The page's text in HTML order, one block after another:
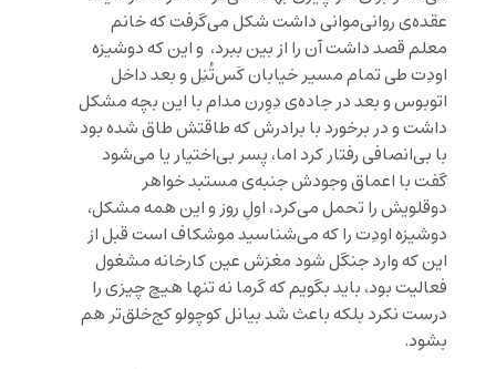
عقده‌ی روانی‌موانی داشت شکل می‌گرفت که خانم
معلم قصد داشت آن را از بین ببرد، و این که دوشیزه
اودِت طی تمام مسیر خیابان کَس‌تُنِل و بعد داخل
اتوبوس و بعد در جاده‌ی دِوِرن مدام با این بچه مشکل
داشت و در برخورد با برادرش که طاقتش طاق شده بود
با بی‌انصافی رفتار کرد اما، پسر بی‌اختیار یا می‌شود
گفت با اعماق وجودش جنبه‌ی مستبد خواهر
دوقلویش را تحمل می‌کرد، اولِ روز و این همه مشکل،
دوشیزه اودِت را که می‌شناسید موشکاف است قبل از
این که وارد جنگل شود مغزش عین کارخانه مشغول
فعالیت بود، باید بگویم که گرما نه تنها هیچ چیزی را
درست نکرد بلکه باعث شد بیانل کوچولو کج‌خلق‌تر هم
بشود.